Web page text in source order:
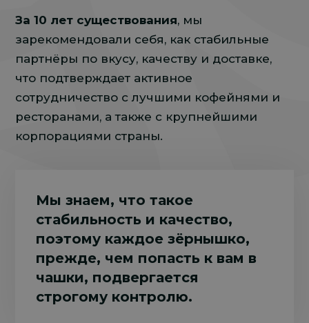
За 10 лет существования, мы
зарекомендовали себя, как стабильные
партнёры по вкусу, качеству и доставке,
что подтверждает активное
сотрудничество с лучшими кофейнями и
ресторанами, а также с крупнейшими
корпорациями страны.
Мы знаем, что такое
стабильность и качество,
поэтому каждое зёрнышко,
прежде, чем попасть к вам в
чашки, подвергается
строгому контролю.